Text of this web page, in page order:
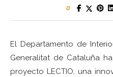
0
El Departamento de
Generalitat de Cataluña
proyecto LECTIO, una